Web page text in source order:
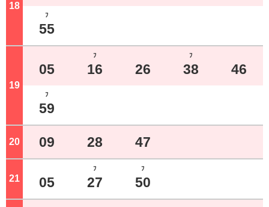
18
ﾌ
55
19
05
ﾌ
16 26
ﾌ
38 46
ﾌ
59
20 09 28 47
21 05
ﾌ
27
ﾌ
50